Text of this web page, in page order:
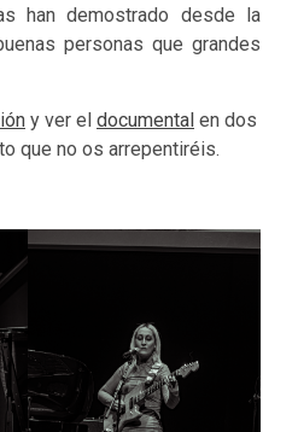
han demostrado desde la
personas que grandes
y ver el documental en dos
que no os arrepentiréis.